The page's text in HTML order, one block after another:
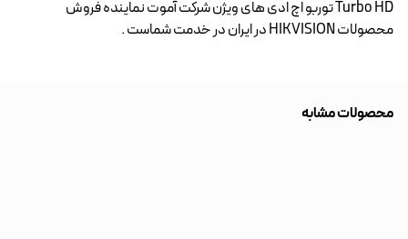
Turbo HD توربو اچ ادی های ویژن شرکت آموت نماینده فروش
محصولات HIKVISION در ایران در خدمت شماست .
محصولات مشابه